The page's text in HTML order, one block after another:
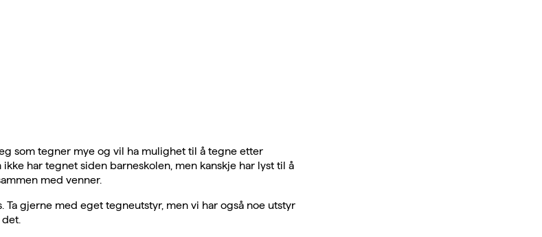
som tegner mye og vil ha mulighet til å tegne etter
har tegnet siden barneskolen, men kanskje har lyst til å
med venner.
Ta gjerne med eget tegneutstyr, men vi har også noe utstyr